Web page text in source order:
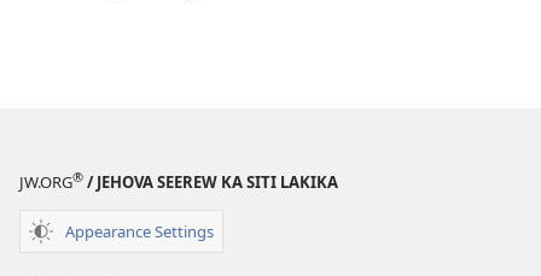
JW.ORG® / JEHOVA SEEREW KA SITI LAKIKA
Appearance Settings